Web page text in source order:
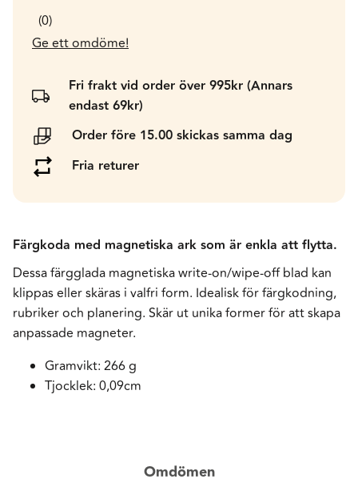
0
Ge ett omdöme!
Fri frakt vid order över 995kr (Annars
endast 69kr)
Order före 15.00 skickas samma dag
Fria returer
Färgkoda med magnetiska ark som är enkla att flytta.
Dessa färgglada magnetiska write-on/wipe-off blad kan
klippas eller skäras i valfri form. Idealisk för färgkodning,
rubriker och planering. Skär ut unika former för att skapa
anpassade magneter.
Gramvikt: 266 g
Tjocklek: 0,09cm
Omdömen